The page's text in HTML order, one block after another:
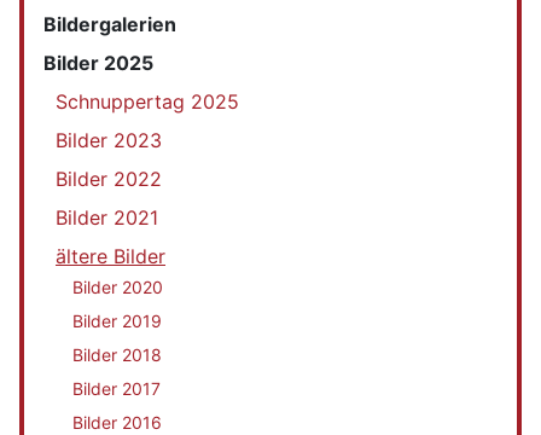
Bildergalerien
Bilder 2025
Schnuppertag 2025
Bilder 2023
Bilder 2022
Bilder 2021
ältere Bilder
Bilder 2020
Bilder 2019
Bilder 2018
Bilder 2017
Bilder 2016